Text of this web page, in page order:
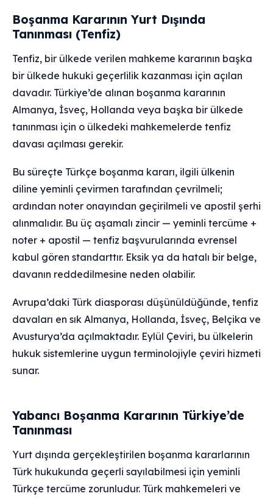
Boşanma Kararının Yurt Dışında
Tanınması (Tenfiz)
Tenfiz, bir ülkede verilen mahkeme kararının başka
bir ülkede hukuki geçerlilik kazanması için açılan
davadır. Türkiye’de alınan boşanma kararının
Almanya, İsveç, Hollanda veya başka bir ülkede
tanınması için o ülkedeki mahkemelerde tenfiz
davası açılması gerekir.
Bu süreçte Türkçe boşanma kararı, ilgili ülkenin
diline yeminli çevirmen tarafından çevrilmeli;
ardından noter onayından geçirilmeli ve apostil şerhi
alınmalıdır. Bu üç aşamalı zincir — yeminli tercüme +
noter + apostil — tenfiz başvurularında evrensel
kabul gören standarttır. Eksik ya da hatalı bir belge,
davanın reddedilmesine neden olabilir.
Avrupa’daki Türk diasporası düşünüldüğünde, tenfiz
davaları en sık Almanya, Hollanda, İsveç, Belçika ve
Avusturya’da açılmaktadır. Eylül Çeviri, bu ülkelerin
hukuk sistemlerine uygun terminolojiyle çeviri hizmeti
sunar.
Yabancı Boşanma Kararının Türkiye’de
Tanınması
Yurt dışında gerçekleştirilen boşanma kararlarının
Türk hukukunda geçerli sayılabilmesi için yeminli
Türkçe tercüme zorunludur. Türk mahkemeleri ve